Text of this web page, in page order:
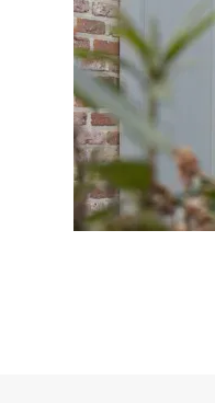
Adresse des travaux